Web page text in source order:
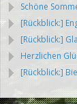
Schöne
[Rückblick:]
[Rückblick:]
Herzlichen
[Rückblick:]